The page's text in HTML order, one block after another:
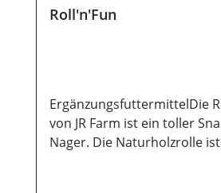
Roll'n'Fun
ErgänzungsfuttermittelDie
von JR Farm ist ein toller
Nager. Die Naturholzrolle